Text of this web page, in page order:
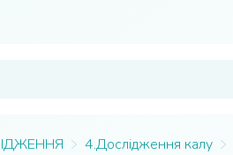
4.Дослідження калу